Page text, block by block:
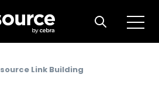
Open
Open search
Link Building